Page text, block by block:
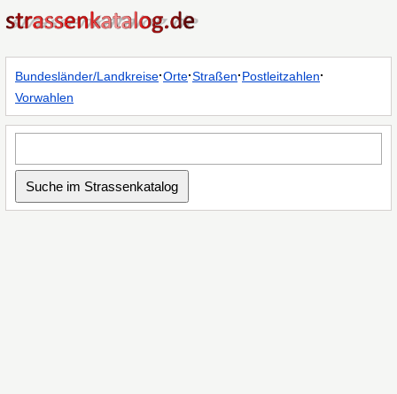
Bundesländer/Landkreise·Orte·Straßen·Postleitzahlen·
Vorwahlen